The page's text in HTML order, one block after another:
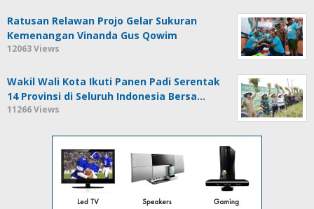
Ratusan Relawan Projo Gelar Sukuran
Kemenangan Vinanda Gus Qowim
12063 Views
Wakil Wali Kota Ikuti Panen Padi Serentak
14 Provinsi di Seluruh Indonesia Bersa…
11266 Views